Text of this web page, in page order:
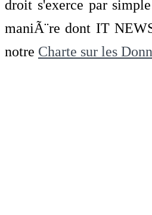
droit s'exerce par
maniÃ¨re dont IT
notre Charte sur les